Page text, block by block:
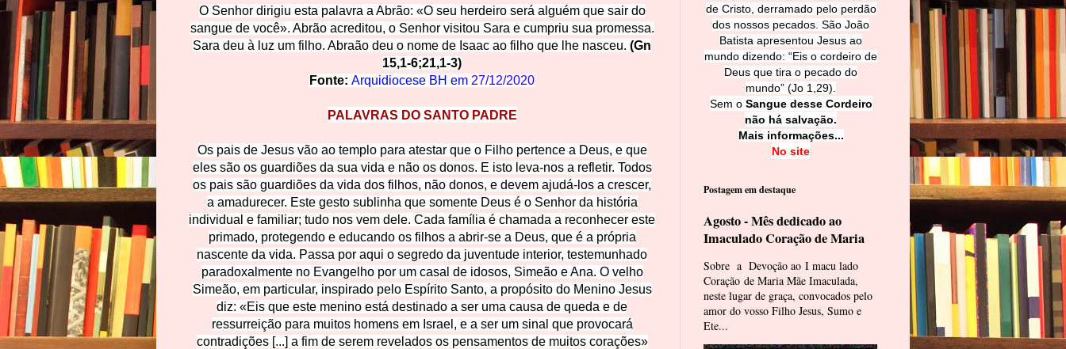
O Senhor dirigiu esta palavra a Abrão: «O seu herdeiro será alguém que sair do
sangue de você». Abrão acreditou, o Senhor visitou Sara e cumpriu sua promessa.
Sara deu à luz um filho. Abraão deu o nome de Isaac ao filho que lhe nasceu. (Gn
15,1-6;21,1-3)
Fonte: Arquidiocese BH em 27/12/2020
PALAVRAS DO SANTO PADRE
Os pais de Jesus vão ao templo para atestar que o Filho pertence a Deus, e que
eles são os guardiões da sua vida e não os donos. E isto leva-nos a refletir. Todos
os pais são guardiões da vida dos filhos, não donos, e devem ajudá-los a crescer,
a amadurecer. Este gesto sublinha que somente Deus é o Senhor da história
individual e familiar; tudo nos vem dele. Cada família é chamada a reconhecer este
primado, protegendo e educando os filhos a abrir-se a Deus, que é a própria
nascente da vida. Passa por aqui o segredo da juventude interior, testemunhado
paradoxalmente no Evangelho por um casal de idosos, Simeão e Ana. O velho
Simeão, em particular, inspirado pelo Espírito Santo, a propósito do Menino Jesus
diz: «Eis que este menino está destinado a ser uma causa de queda e de
ressurreição para muitos homens em Israel, e a ser um sinal que provocará
contradições [...] a fim de serem revelados os pensamentos de muitos corações»
de Cristo, derramado pelo perdão
dos nossos pecados. São João
Batista apresentou Jesus ao
mundo dizendo: “Eis o cordeiro de
Deus que tira o pecado do
mundo” (Jo 1,29).
Sem o Sangue desse Cordeiro
não há salvação.
Mais informações...
No site
Postagem em destaque
Agosto - Mês dedicado ao
Imaculado Coração de Maria
Sobre a Devoção ao I macu lado
Coração de Maria Mãe Imaculada,
neste lugar de graça, convocados pelo
amor do vosso Filho Jesus, Sumo e
Ete...